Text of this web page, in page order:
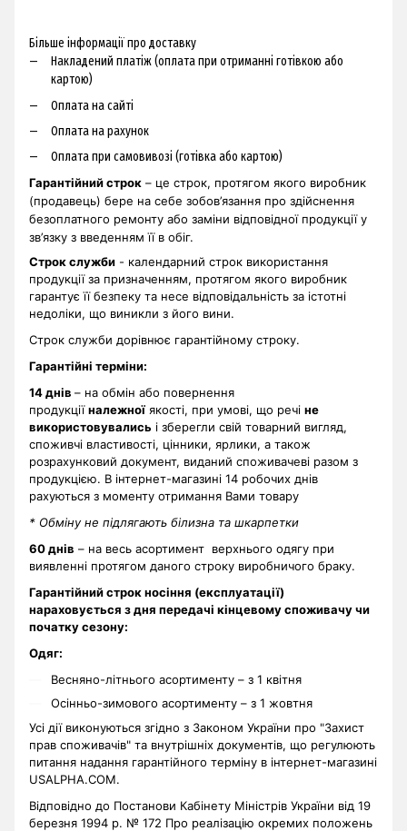
Більше інформації про доставку
Накладений платіж (оплата при отриманні готівкою або
картою)
Оплата на сайті
Оплата на рахунок
Оплата при самовивозі (готівка або картою)
Гарантійний строк – це строк, протягом якого виробник
(продавець) бере на себе зобов’язання про здійснення
безоплатного ремонту або заміни відповідної продукції у
зв’язку з введенням її в обіг.
Строк служби - календарний строк використання
продукції за призначенням, протягом якого виробник
гарантує її безпеку та несе відповідальність за істотні
недоліки, що виникли з його вини.
Строк служби дорівнює гарантійному строку.
Гарантійні терміни:
14 днів – на обмін або повернення
продукціїналежної якості, при умові, що речі не
використовувались і зберегли свій товарний вигляд,
споживчі властивості, цінники, ярлики, а також
розрахунковий документ, виданий споживачеві разом з
продукцією. В інтернет-магазині 14 робочих днів
рахуються з моменту отримання Вами товару
* Обміну не підлягають білизна та шкарпетки
60 днів – на весь асортимент верхнього одягу при
виявленні протягом даного строку виробничого браку.
Гарантійний строк носіння (експлуатації)
нараховується з дня передачі кінцевому споживачу чи
початку сезону:
Одяг:
Весняно-літнього асортименту – з 1 квітня
Осінньо-зимового асортименту – з 1 жовтня
Усі дії виконуються згідно з Законом України про "Захист
прав споживачів" та внутрішніх документів, що регулюють
питання надання гарантійного терміну в інтернет-магазині
USALPHA.COM.
Відповідно до Постанови Кабінету Міністрів України від 19
березня 1994 р. № 172 Про реалізацію окремих положень